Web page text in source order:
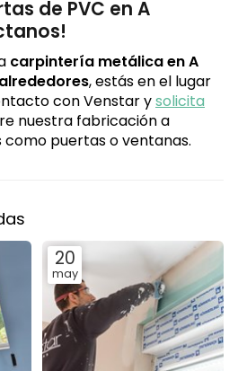
de PVC en A
carpintería metálica en A
, estás en el lugar
con Venstar ysolicita
nuestra fabricación a
puertas o ventanas.
20
may